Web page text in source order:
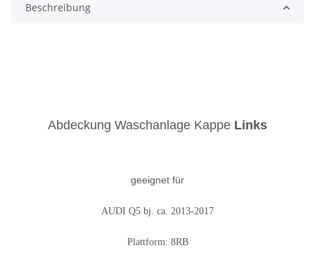
Beschreibung
Abdeckung Waschanlage Kappe Links
geeignet für
AUDI Q5 bj. ca. 2013-2017
Plattform: 8RB